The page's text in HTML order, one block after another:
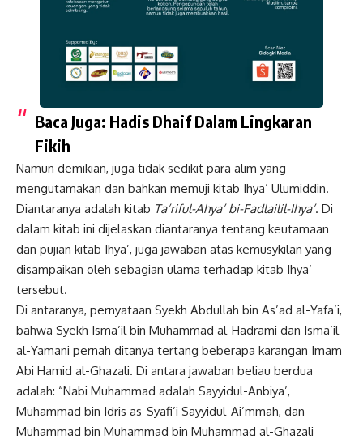
Baca Juga: Hadis Dhaif Dalam Lingkaran
Fikih
Namun demikian, juga tidak sedikit para alim yang
mengutamakan dan bahkan memuji kitab Ihya’ Ulumiddin.
Diantaranya adalah kitab Ta’riful-Ahya’ bi-Fadlailil-Ihya’. Di
dalam kitab ini dijelaskan diantaranya tentang keutamaan
dan pujian kitab Ihya’, juga jawaban atas kemusykilan yang
disampaikan oleh sebagian ulama terhadap kitab Ihya’
tersebut.
Di antaranya, pernyataan Syekh Abdullah bin As’ad al-Yafa’i,
bahwa Syekh Isma’il bin Muhammad al-Hadrami dan Isma’il
al-Yamani pernah ditanya tertang beberapa karangan Imam
Abi Hamid al-Ghazali. Di antara jawaban beliau berdua
adalah: “Nabi Muhammad adalah Sayyidul-Anbiya’,
Muhammad bin Idris as-Syafi’i Sayyidul-Ai’mmah, dan
Muhammad bin Muhammad bin Muhammad al-Ghazali